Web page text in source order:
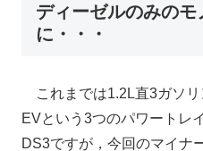
ディーゼルのみのモ
に・・・
これまでは1.2L直3ガソリ
EVという3つのパワートレ
DS3ですが，今回のマイナ